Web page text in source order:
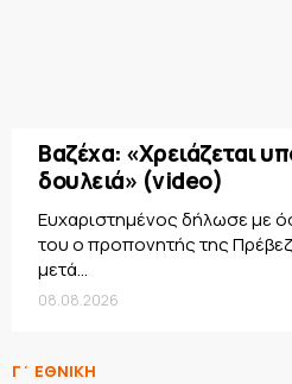
Βαζέχα: «Χρειάζεται
δουλειά» (video)
Ευχαριστημένος δήλωσε με
του ο προπονητής της
μετά...
08.08.2026
Γ΄ ΕΘΝΙΚΗ